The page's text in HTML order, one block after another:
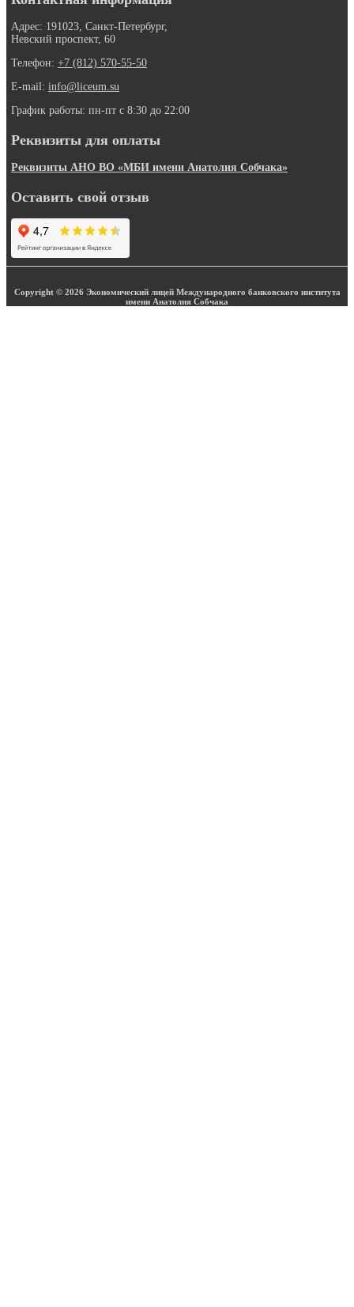
Адрес: 191023, Санкт-Петербург,
Невский проспект, 60
Телефон: +7 (812) 570-55-50
E-mail: info@liceum.su
График работы: пн-пт с 8:30 до 22:00
Реквизиты для оплаты
Реквизиты АНО ВО «МБИ имени Анатолия Собчака»
Оставить свой отзыв
Copyright © 2026 Экономический лицей Международного банковского института
имени Анатолия Собчака